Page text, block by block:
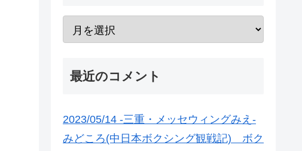
最近のコメント
2023/05/14 -三重・メッセウィングみえ-
みどころ(中日本ボクシング観戦記) ボク